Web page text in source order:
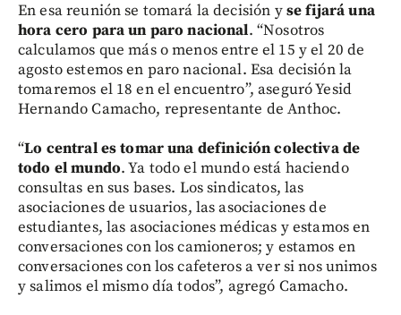
En esa reunión se tomará la decisión yse fijará una
hora cero para un paro nacional. “Nosotros
calculamos que más o menos entre el 15 y el 20 de
agosto estemos en paro nacional. Esa decisión la
tomaremos el 18 en el encuentro”, aseguró Yesid
Hernando Camacho, representante de Anthoc.
“Lo central es tomar una definición colectiva de
todo el mundo. Ya todo el mundo está haciendo
consultas en sus bases. Los sindicatos, las
asociaciones de usuarios, las asociaciones de
estudiantes, las asociaciones médicas y estamos en
conversaciones con los camioneros; y estamos en
conversaciones con los cafeteros a ver si nos unimos
y salimos el mismo día todos”, agregó Camacho.